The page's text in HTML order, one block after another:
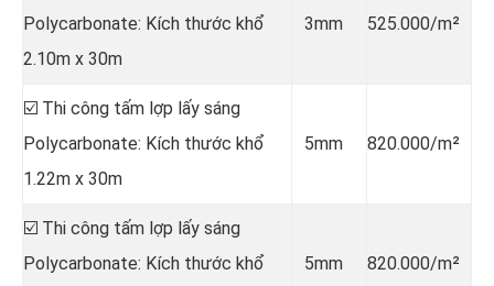
Polycarbonate: Kích thước khổ
2.10m x 30m
3mm 525.000/m²
☑️ Thi công tấm lợp lấy sáng
Polycarbonate: Kích thước khổ
1.22m x 30m
5mm 820.000/m²
☑️ Thi công tấm lợp lấy sáng
Polycarbonate: Kích thước khổ
5mm 820.000/m²